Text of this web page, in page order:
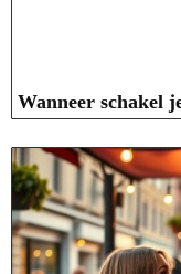
Wanneer schakel